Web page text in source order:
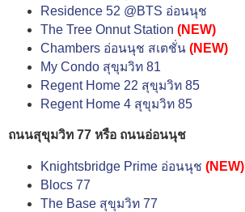
Residence 52 @BTS อ่อนนุช
The Tree Onnut Station (NEW)
Chambers อ่อนนุช สเตชั่น (NEW)
My Condo สุขุมวิท 81
Regent Home 22 สุขุมวิท 85
Regent Home 4 สุขุมวิท 85
ถนนสุขุมวิท 77 หรือ ถนนอ่อนนุช
Knightsbridge Prime อ่อนนุช (NEW)
Blocs 77
The Base สุขุมวิท 77